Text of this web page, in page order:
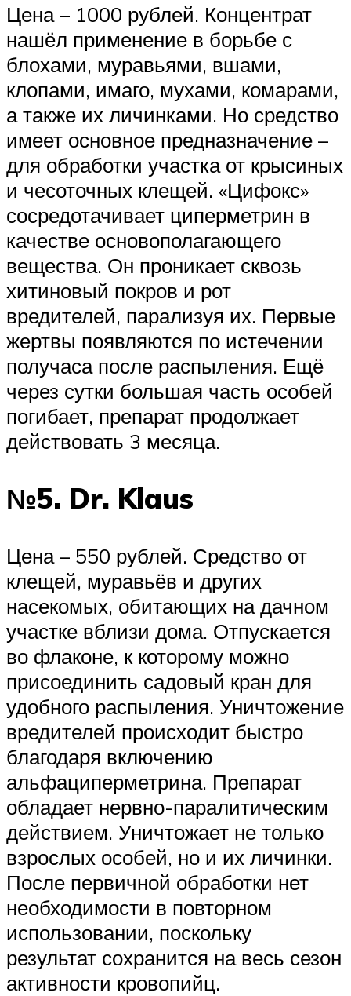
Цена – 1000 рублей. Концентрат
нашёл применение в борьбе с
блохами, муравьями, вшами,
клопами, имаго, мухами, комарами,
а также их личинками. Но средство
имеет основное предназначение –
для обработки участка от крысиных
и чесоточных клещей. «Цифокс»
сосредотачивает циперметрин в
качестве основополагающего
вещества. Он проникает сквозь
хитиновый покров и рот
вредителей, парализуя их. Первые
жертвы появляются по истечении
получаса после распыления. Ещё
через сутки большая часть особей
погибает, препарат продолжает
действовать 3 месяца.
№5. Dr. Klaus
Цена – 550 рублей. Средство от
клещей, муравьёв и других
насекомых, обитающих на дачном
участке вблизи дома. Отпускается
во флаконе, к которому можно
присоединить садовый кран для
удобного распыления. Уничтожение
вредителей происходит быстро
благодаря включению
альфациперметрина. Препарат
обладает нервно-паралитическим
действием. Уничтожает не только
взрослых особей, но и их личинки.
После первичной обработки нет
необходимости в повторном
использовании, поскольку
результат сохранится на весь сезон
активности кровопийц.